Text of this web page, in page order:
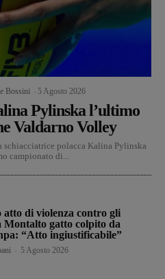
Bossini 5 Agosto 2026
Pylinska l’ultimo
Valdarno Volley
schiacciatrice polacca Kalina Pylinska
campionato di...
atto di violenza contro gli
Montalto gatto colpito da
“Atto ingiustificabile”
5 Agosto 2026